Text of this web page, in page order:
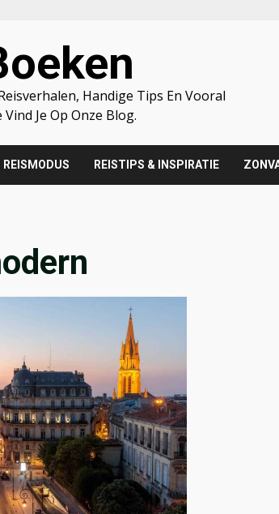
Handige Tips En Vooral
Je Op Onze Blog.
REISMODUS REISTIPS & INSPIRATIE